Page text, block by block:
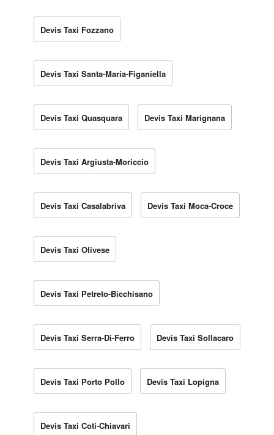
Devis Taxi Fozzano
Devis Taxi Santa-Maria-Figaniella
Devis Taxi Quasquara Devis Taxi Marignana
Devis Taxi Argiusta-Moriccio
Devis Taxi Casalabriva Devis Taxi Moca-Croce
Devis Taxi Olivese
Devis Taxi Petreto-Bicchisano
Devis Taxi Serra-Di-Ferro Devis Taxi Sollacaro
Devis Taxi Porto Pollo Devis Taxi Lopigna
Devis Taxi Coti-Chiavari